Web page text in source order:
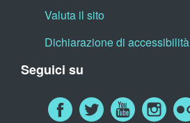
Valuta il sito
Dichiarazione di accessibilità
Seguici su